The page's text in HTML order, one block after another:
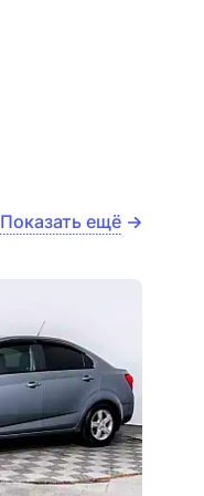
Показать ещё